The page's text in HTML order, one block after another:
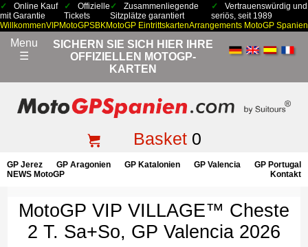
Online Kauf
mit Garantie
Offizielle
Tickets
Zusammenliegende
Sitzplätze garantiert
Vertrauenswürdig und
seriös, seit 1989
WillkommenVIPMotoGPSBKMotoGP EintrittskartenArrangements MotoGP Spanien
Menu
☰
SICHERN SIE SICH HIER IHRE
OFFIZIELLEN MOTOGP-
KARTEN
Basket0
GP Jerez GP Aragonien GP Katalonien GP Valencia
GP Portugal
NEWS MotoGP
Kontakt
MotoGP VIP VILLAGE™ Cheste
2 T. Sa+So, GP Valencia 2026